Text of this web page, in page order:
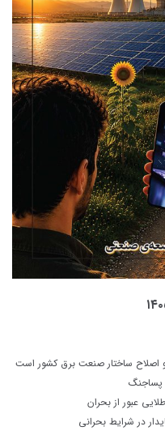
اصلاح ساختار صنعت برق کشور است
پساجنگ
عبور از بحران
در شرایط بحرانی